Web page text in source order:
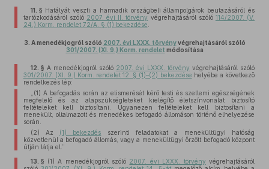
11. § Hatályát veszti a harmadik országbeli állampolgárok beutazásáról és
tartózkodásáról szóló 2007. évi II. törvény végrehajtásáról szóló 114/2007. (V.
24.) Korm. rendelet 72/A. § (1) bekezdése
3. A menedékjogról szóló 2007. évi LXXX. törvényvégrehajtásáról szóló
301/2007. (XI. 9.) Korm. rendelet módosítása
12. § A menedékjogról szóló 2007. évi LXXX. törvény végrehajtásáról szóló
301/2007. (XI. 9.) Korm. rendelet 12. § (1)–(2) bekezdése helyébe a következő
rendelkezés lép:
„(1) A befogadás során az elismerését kérő testi és szellemi egészségének
megfelelő és az alapszükségleteket kielégítő életszínvonalat biztosító
feltételeket kell biztosítani. Ugyanezen feltételeket kell biztosítani a
menekült, oltalmazott és menedékes befogadó állomáson történő elhelyezése
során.
(2) Az (1) bekezdés szerinti feladatokat a menekültügyi hatóság
közvetlenül a befogadó állomás, vagy a menekültügyi őrzött befogadó központ
útján látja el.”
13. § (1) A menedékjogról szóló 2007. évi LXXX. törvény végrehajtásáról